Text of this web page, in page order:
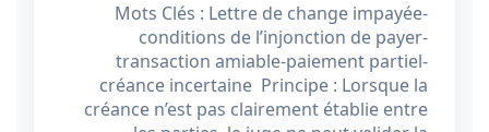
Mots Clés : Lettre de change impayée-
conditions de l’injonction de payer-
transaction amiable-paiement partiel-
créance incertaine Principe : Lorsque la
créance n’est pas clairement établie entre